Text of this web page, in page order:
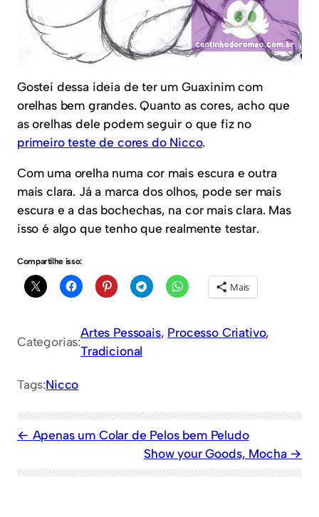
Gostei dessa ideia de ter um Guaxinim com
orelhas bem grandes. Quanto as cores, acho que
as orelhas dele podem seguir o que fiz no
primeiro teste de cores do Nicco.
Com uma orelha numa cor mais escura e outra
mais clara. Já a marca dos olhos, pode ser mais
escura e a das bochechas, na cor mais clara. Mas
isso é algo que tenho que realmente testar.
Compartilhe isso:
Mais
Categorias:
Artes Pessoais, Processo Criativo
Tradicional
Tags:Nicco
Apenas um Colar de Pelos bem Peludo
Show your Goods, Mocha